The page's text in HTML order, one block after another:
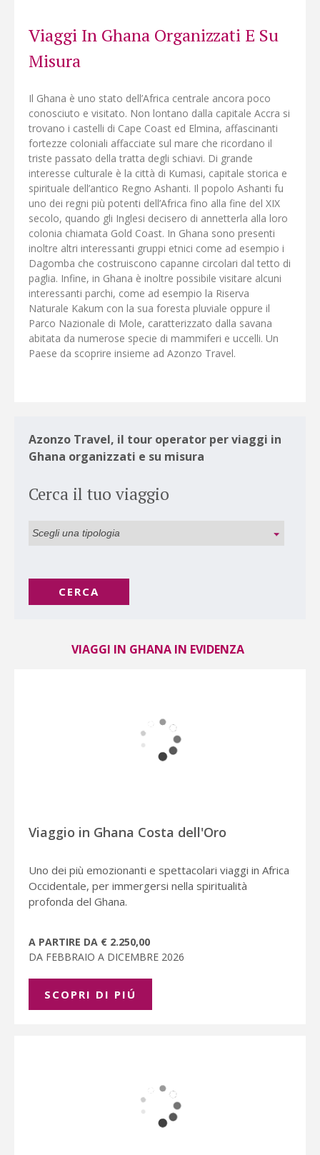
Viaggi In Ghana Organizzati E Su
Misura
Il Ghana è uno stato dell’Africa centrale ancora poco
conosciuto e visitato. Non lontano dalla capitale Accra si
trovano i castelli di Cape Coast ed Elmina, affascinanti
fortezze coloniali affacciate sul mare che ricordano il
triste passato della tratta degli schiavi. Di grande
interesse culturale è la città di Kumasi, capitale storica e
spirituale dell’antico Regno Ashanti. Il popolo Ashanti fu
uno dei regni più potenti dell’Africa fino alla fine del XIX
secolo, quando gli Inglesi decisero di annetterla alla loro
colonia chiamata Gold Coast. In Ghana sono presenti
inoltre altri interessanti gruppi etnici come ad esempio i
Dagomba che costruiscono capanne circolari dal tetto di
paglia. Infine, in Ghana è inoltre possibile visitare alcuni
interessanti parchi, come ad esempio la Riserva
Naturale Kakum con la sua foresta pluviale oppure il
Parco Nazionale di Mole, caratterizzato dalla savana
abitata da numerose specie di mammiferi e uccelli. Un
Paese da scoprire insieme ad Azonzo Travel.
Azonzo Travel, il tour operator per viaggi in
Ghana organizzati e su misura
Cerca il tuo viaggio
CERCA
VIAGGI IN GHANA IN EVIDENZA
Viaggio in Ghana Costa dell'Oro
Uno dei più emozionanti e spettacolari viaggi in Africa
Occidentale, per immergersi nella spiritualità
profonda del Ghana.
A PARTIRE DA € 2.250,00
DA FEBBRAIO A DICEMBRE 2026
SCOPRI DI PIÚ